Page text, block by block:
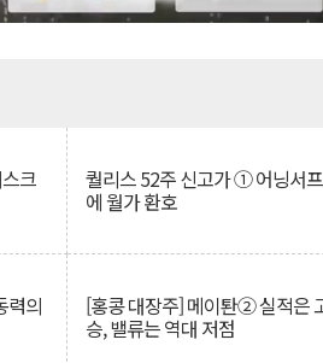
크 퀄리스 52주 신고가 ① 어닝서
에 월가 환호
력의 [홍콩 대장주] 메이퇀② 실적은
승, 밸류는 역대 저점